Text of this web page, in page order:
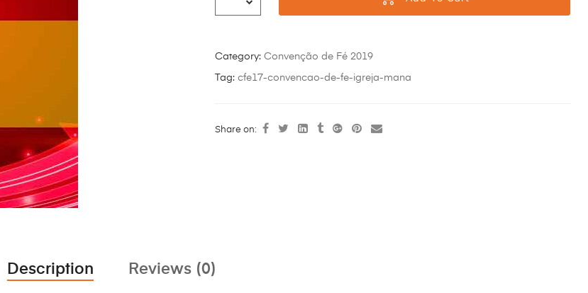
Category: Convenção de Fé 2019
Tag: cfe17-convencao-de-fe-igreja-mana
Share on:
Description Reviews (0)